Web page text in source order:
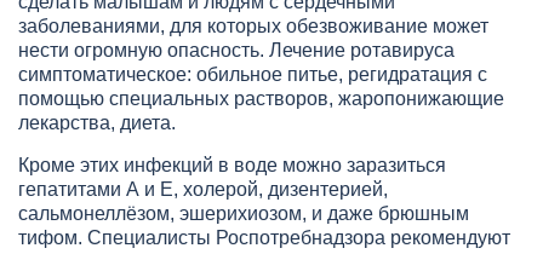
заболеваниями, для которых обезвоживание может
нести огромную опасность. Лечение ротавируса
симптоматическое: обильное питье, регидратация с
помощью специальных растворов, жаропонижающие
лекарства, диета.
Кроме этих инфекций в воде можно заразиться
гепатитами А и Е, холерой, дизентерией,
сальмонеллёзом, эшерихиозом, и даже брюшным
тифом. Специалисты Роспотребнадзора рекомендуют